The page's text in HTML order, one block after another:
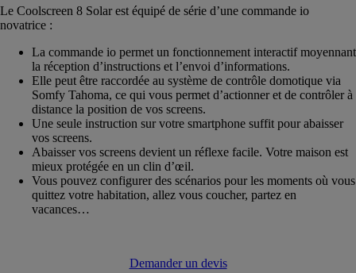
Le Coolscreen 8 Solar est équipé de série d’une commande io
novatrice :
La commande io permet un fonctionnement interactif moyennant
la réception d’instructions et l’envoi d’informations.
Elle peut être raccordée au système de contrôle domotique via
Somfy Tahoma, ce qui vous permet d’actionner et de contrôler à
distance la position de vos screens.
Une seule instruction sur votre smartphone suffit pour abaisser
vos screens.
Abaisser vos screens devient un réflexe facile. Votre maison est
mieux protégée en un clin d’œil.
Vous pouvez configurer des scénarios pour les moments où vous
quittez votre habitation, allez vous coucher, partez en
vacances…
Demander un devis